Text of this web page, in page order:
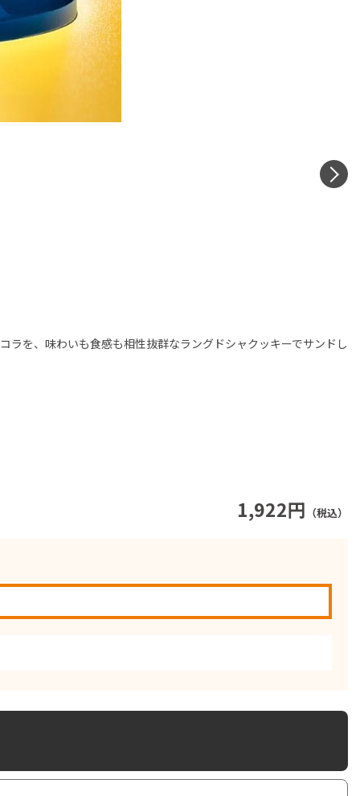
1,922円 （税込）
を、味わいも食感も相性抜群なラングドシャクッキーでサンドし